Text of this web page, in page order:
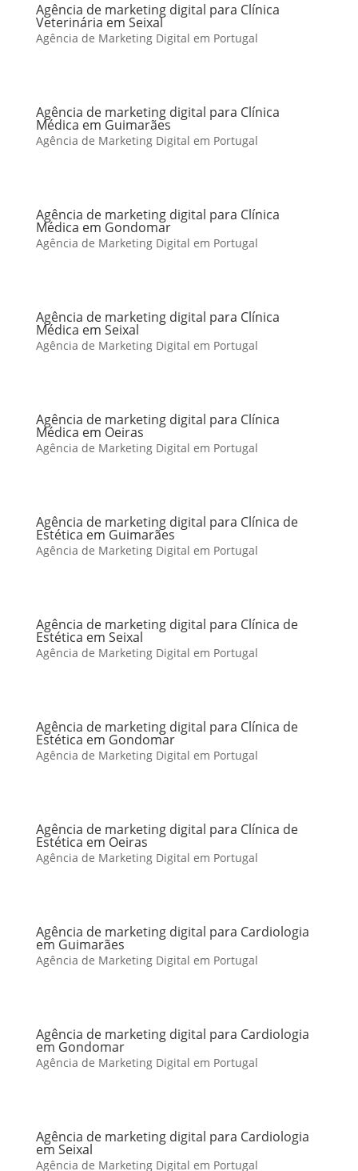
Agência de marketing digital para Clínica
Veterinária em Seixal
Agência de Marketing Digital em Portugal
Agência de marketing digital para Clínica
Médica em Guimarães
Agência de Marketing Digital em Portugal
Agência de marketing digital para Clínica
Médica em Gondomar
Agência de Marketing Digital em Portugal
Agência de marketing digital para Clínica
Médica em Seixal
Agência de Marketing Digital em Portugal
Agência de marketing digital para Clínica
Médica em Oeiras
Agência de Marketing Digital em Portugal
Agência de marketing digital para Clínica de
Estética em Guimarães
Agência de Marketing Digital em Portugal
Agência de marketing digital para Clínica de
Estética em Seixal
Agência de Marketing Digital em Portugal
Agência de marketing digital para Clínica de
Estética em Gondomar
Agência de Marketing Digital em Portugal
Agência de marketing digital para Clínica de
Estética em Oeiras
Agência de Marketing Digital em Portugal
Agência de marketing digital para Cardiologia
em Guimarães
Agência de Marketing Digital em Portugal
Agência de marketing digital para Cardiologia
em Gondomar
Agência de Marketing Digital em Portugal
Agência de marketing digital para Cardiologia
em Seixal
Agência de Marketing Digital em Portugal